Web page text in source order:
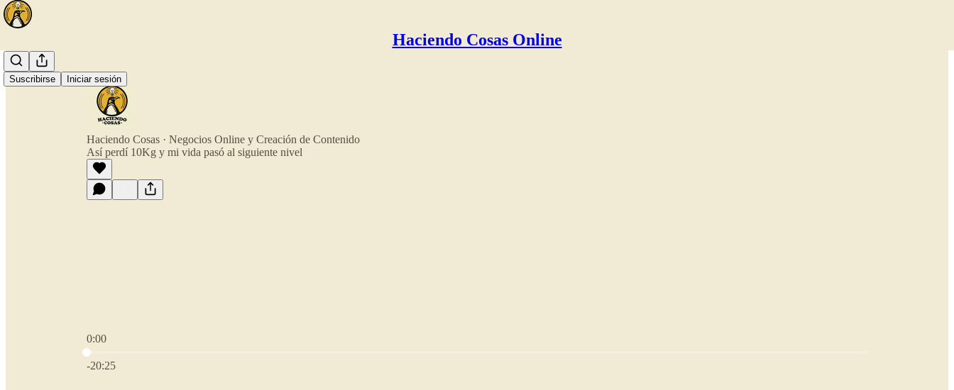
Haciendo Cosas Online
Suscribirse Iniciar sesión
Haciendo Cosas · Negocios Online y Creación de Contenido
Así perdí 10Kg y mi vida pasó al siguiente nivel
0:00
Hora actual: 0:00 / Tiempo total: -20:25
-20:25